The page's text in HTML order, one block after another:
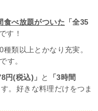
食べ放題がついた 「全35
です！
類以上とかなり充実。
す。
円(税込)」 と
「3時間
。好きな料理だけをつま